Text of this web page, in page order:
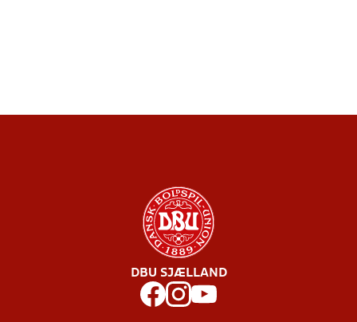
DBU SJÆLLAND